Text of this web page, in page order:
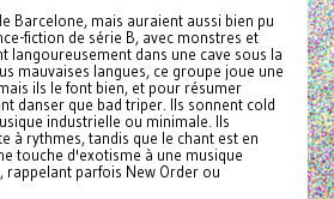
Barcelone, mais auraient aussi bien pu
fiction de série B, avec monstres et
langoureusement dans une cave sous la
mauvaises langues, ce groupe joue une
ils le font bien, et pour résumer
danser que bad triper. Ils sonnent cold
industrielle ou minimale. Ils
à rythmes, tandis que le chant est en
touche d'exotisme à une musique
rappelant parfois New Order ou